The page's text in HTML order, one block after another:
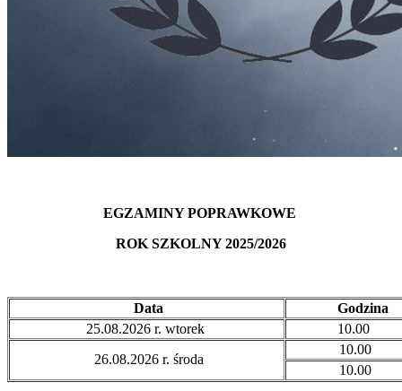
EGZAMINY POPRAWKOWE
ROK SZKOLNY 2025/2026
Data
Godzina
25.08.2026 r. wtorek
10.00
26.08.2026 r. środa
10.00
10.00